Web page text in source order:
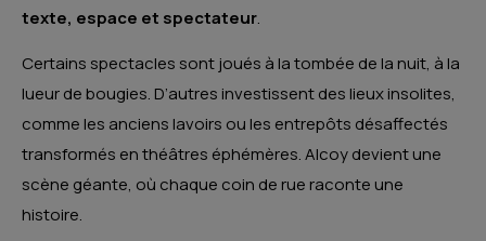
texte, espace et spectateur.
Certains spectacles sont joués à la tombée de la nuit, à la
lueur de bougies. D’autres investissent des lieux insolites,
comme les anciens lavoirs ou les entrepôts désaffectés
transformés en théâtres éphémères. Alcoy devient une
scène géante, où chaque coin de rue raconte une
histoire.